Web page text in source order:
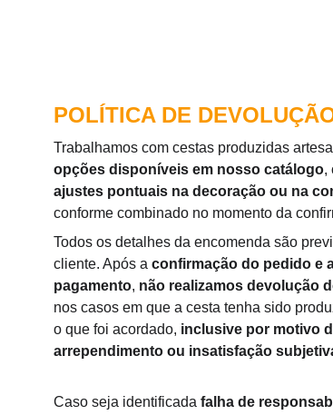
POLÍTICA DE
Trabalhamos com cestas produzidas
opções disponíveis em nosso catálogo,
ajustes pontuais na decoração ou na
conforme combinado no momento da
Todos os detalhes da encomenda são
cliente. Após a confirmação do pedido e
pagamento, não realizamos devolução
nos casos em que a cesta tenha sido
o que foi acordado, inclusive por motivo
arrependimento ou insatisfação
Caso seja identificada falha de